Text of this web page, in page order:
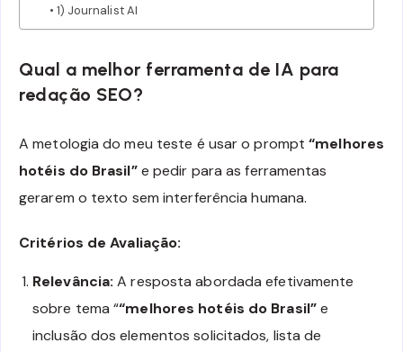
1) Journalist AI
Qual a melhor ferramenta de IA para
redação SEO?
A metologia do meu teste é usar o prompt “melhores
hotéis do Brasil”e pedir para as ferramentas
gerarem o texto sem interferência humana.
Critérios de Avaliação:
Relevância: A resposta abordada efetivamente
sobre tema ““melhores hotéis do Brasil”e
inclusão dos elementos solicitados, lista de